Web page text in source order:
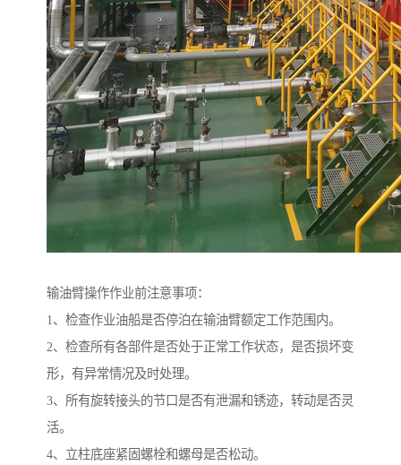
输油臂操作作业前注意事项：
1、检查作业油船是否停泊在输油臂额定工作范围内。
2、检查所有各部件是否处于正常工作状态，是否损坏变
形，有异常情况及时处理。
3、所有旋转接头的节口是否有泄漏和锈迹，转动是否灵
活。
4、立柱底座紧固螺栓和螺母是否松动。